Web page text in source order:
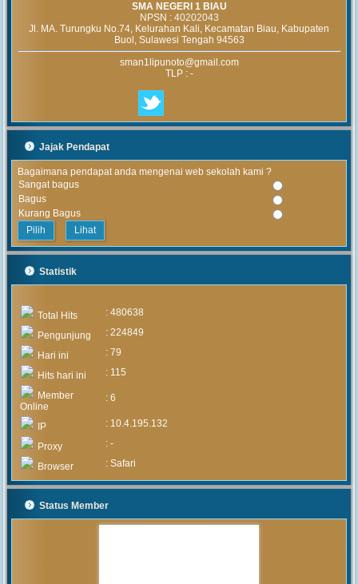
SMA NEGERI 1 BIAU
NPSN : 40202043
Jl. MA. Turungku No.74, Kelurahan Kali, Kecamatan Biau, Kabupaten
Buol, Sulawesi Tengah 94563
sman1lipunoto@gmail.com
TLP : -
Jajak Pendapat
Bagaimana pendapat anda mengenai web sekolah kami ?
Sangat bagus
Bagus
Kurang Bagus
Lihat
Statistik
Total Hits : 480638
Pengunjung : 224849
Hari ini : 79
Hits hari ini : 115
Member
Online
: 6
IP : 10.4.195.132
Proxy : -
Browser : Safari
Status Member